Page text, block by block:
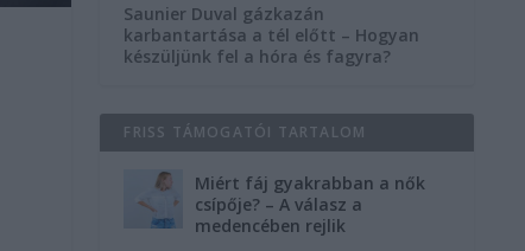
Saunier Duval gázkazán
karbantartása a tél előtt – Hogyan
készüljünk fel a hóra és fagyra?
FRISS TÁMOGATÓI TARTALOM
Miért fáj gyakrabban a nők
csípője? – A válasz a
medencében rejlik